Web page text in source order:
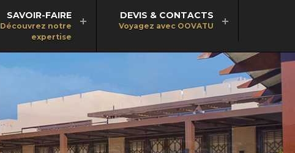
SAVOIR-FAIRE
Découvrez notre
expertise
DEVIS & CONTACTS
Voyagez avec OOVATU